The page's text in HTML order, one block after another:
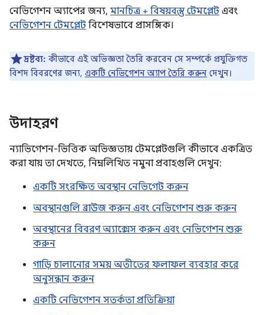
নেভিগেশন অ্যাপের জন্য, মানচিত্র + বিষয়বস্তু টেমপ্লেট এবং
নেভিগেশন টেমপ্লেট বিশেষভাবে প্রাসঙ্গিক।
দ্রষ্টব্য: কীভাবে এই অভিজ্ঞতা তৈরি করবেন সে সম্পর্কে প্রযুক্তিগত
বিশদ বিবরণের জন্য, একটি নেভিগেশন অ্যাপ তৈরি করুন দেখুন।
উদাহরণ
ন্যাভিগেশন-ভিত্তিক অভিজ্ঞতায় টেমপ্লেটগুলি কীভাবে একত্রিত
করা যায় তা দেখতে, নিম্নলিখিত নমুনা প্রবাহগুলি দেখুন:
একটি সংরক্ষিত অবস্থান নেভিগেট করুন
অবস্থানগুলি ব্রাউজ করুন এবং নেভিগেশন শুরু করুন
অবস্থানের বিবরণ অ্যাক্সেস করুন এবং নেভিগেশন শুরু
করুন
গাড়ি চালানোর সময় অতীতের ফলাফল ব্যবহার করে
অনুসন্ধান করুন
একটি নেভিগেশন সতর্কতা প্রতিক্রিয়া